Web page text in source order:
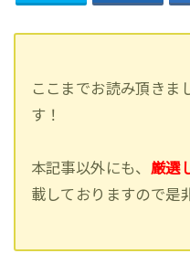
ここまでお読み頂きま
す！
本記事以外にも、 厳選
載しておりますので是